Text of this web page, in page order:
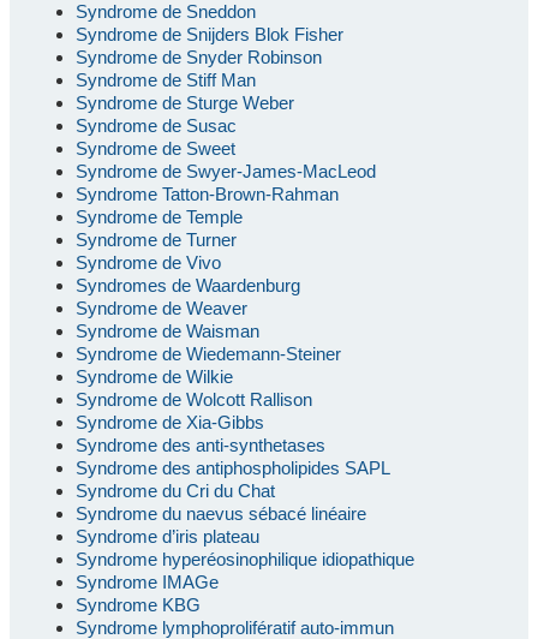
Syndrome de Sneddon
Syndrome de Snijders Blok Fisher
Syndrome de Snyder Robinson
Syndrome de Stiff Man
Syndrome de Sturge Weber
Syndrome de Susac
Syndrome de Sweet
Syndrome de Swyer-James-MacLeod
Syndrome Tatton-Brown-Rahman
Syndrome de Temple
Syndrome de Turner
Syndrome de Vivo
Syndromes de Waardenburg
Syndrome de Weaver
Syndrome de Waisman
Syndrome de Wiedemann-Steiner
Syndrome de Wilkie
Syndrome de Wolcott Rallison
Syndrome de Xia-Gibbs
Syndrome des anti-synthetases
Syndrome des antiphospholipides SAPL
Syndrome du Cri du Chat
Syndrome du naevus sébacé linéaire
Syndrome d’iris plateau
Syndrome hyperéosinophilique idiopathique
Syndrome IMAGe
Syndrome KBG
Syndrome lymphoprolifératif auto-immun